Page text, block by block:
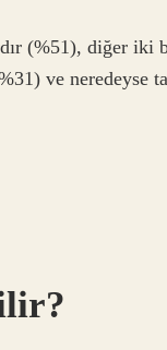
(%51), diğer iki
ve neredeyse